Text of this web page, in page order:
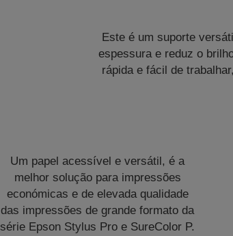
Este é um suporte
espessura e reduz o
rápida e fácil de
Um papel acessível e versátil, é a
melhor solução para impressões
económicas e de elevada qualidade
das impressões de grande formato da
série Epson Stylus Pro e SureColor P.